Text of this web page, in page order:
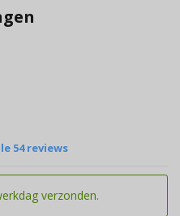
54 reviews
verzonden.